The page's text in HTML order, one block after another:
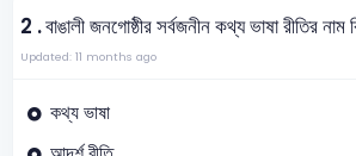
2 .বাঙালী জনগোষ্ঠীর সর্বজনীন কথ্য ভাষা রীতির নাম
Updated: 11 months ago
কথ্য ভাষা